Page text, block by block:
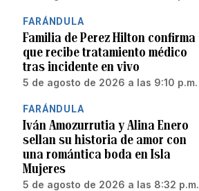
FARÁNDULA
Familia de Perez Hilton confirma
que recibe tratamiento médico
tras incidente en vivo
5 de agosto de 2026 a las 9:10 p.m.
FARÁNDULA
Iván Amozurrutia y Alina Enero
sellan su historia de amor con
una romántica boda en Isla
Mujeres
5 de agosto de 2026 a las 8:32 p.m.